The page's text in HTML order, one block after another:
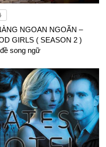
NGOAN NGOÃN –
GIRLS ( SEASON 2 )
song ngữ